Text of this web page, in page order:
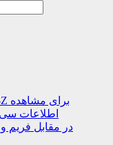
اطلاعات سی